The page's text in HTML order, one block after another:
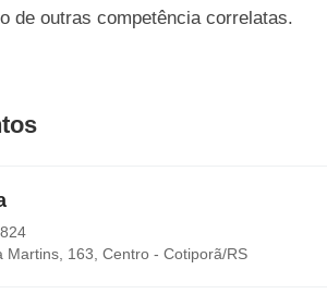
de outras competência correlatas.
Martins, 163, Centro - Cotiporã/RS